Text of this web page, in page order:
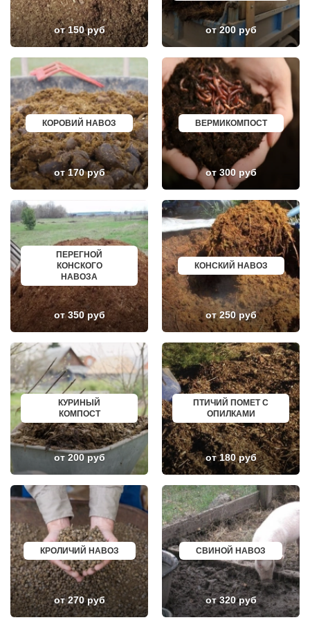
КАШИРА
КИЕВСКИЙ
КЛИМОВСК
КЛИН
КЛЯЗЬМА
КНУТОВО
КОЖИНО
КОКОШКИНО
КОЛЮБАКИНО
КОММУНАРКА
КОНСТАНТИНОВО
КОРЕНЕВО
КОРОЛЕВ
КОСИНО
КОТЕЛЬНИКИ
КРАСКОВО
КРАСНАЯ ПАХРА
КРАСНОГОРСК
КРАСНОЗАВОДСК
КРАСНОЗНАМЕНСК
КРАТОВО
КРЮКОВО
КУБИНКА
КУПАВНА
КУРОВСКОЕ
ЛЕСНОЙ
ЛЕТОВО
ЛИКИНО-ДУЛЕВО
ЛОБАНОВО
ЛОПАТИНСКИЙ
ЛОСИНО-ПЕТРОВСКИЙ
ЛОТОШИНО
ЛУКИНО
ЛУНЕВО
ЛУХОВИЦЫ
ЛЫТКАРИНО
ЛЬВОВСКИЙ
ЛЮБЕРЦЫ
ЛЮБУЧАНЫ
МАЛИНО
МАРФИНО
МЕНДЕЛЕЕВО
МЕШКОВО
МЕЩЕРИНО
МИХНЕВО
МИШЕРОНСКИЙ
МОЖАЙСК
МОЛОДЕЖНЫЙ
МОЛОКОВО
МОНИНО
МОСКОВСКИЙ
МУХАНОВО
ГЕОРГИЕВСК
НОВОКУЙБЫШЕВСК
МИНЕРАЛЬНЫЕ ВОДЫ
ЕЛАБУГА
ЕЛЕЦ
ПАВЛОВО
КИСЛОВОДСК
КРОПОТКИН
УСОЛЬЕ
НИЖНЕВАРТОВСК
КОРЕНОВСК
ПИОНЕРСКИЙ
КИРИШИ
САРОВ
ЧАПАЕВСК
АЛЕКСИН
БЕЛОРЕЧЕНСК
КИРЖАЧ
ПРИОЗЕРСК
САЛЬСК
ТОБОЛЬСК
ВОТКИНСК
КИЗЛЯР
БЕРДСК
НЕФТЕЮГАНСК
ВОЛХОВ
САЛАВАТ
СОСНОВЫЙ БОР
РЕВДА
ПОЧИНОК
ГУСЕВ
КАНАШ
КУРГАНИНСК
ЩЕКИНО
ДИМИТРОВГРАД
СИМ
МАЛОЯРОСЛАВЕЦ
МАРИИНСК
МИНУСИНСК
ВЕРХНЯЯ ПЫШМА
РОССОШЬ
КОМСОМОЛЬСК
РЖЕВ
АЛЕКСЕЕВКА
ВЯЗЬМА
ИШИМ
ПОКРОВ
ЗЕЛЕНОДОЛЬСК
ЛИВНЫ
БОБРОВ
ЛИСКИ
КУЗНЕЦК
БАЛАШОВ
от 150 руб от 200 руб
КОРОВИЙ НАВОЗ
от 170 руб
ВЕРМИКОМПОСТ
от 300 руб
ПЕРЕГНОЙ
КОНСКОГО
НАВОЗА
от 350 руб
КОНСКИЙ НАВОЗ
от 250 руб
КУРИНЫЙ
КОМПОСТ
от 200 руб
ПТИЧИЙ ПОМЕТ С
ОПИЛКАМИ
от 180 руб
КРОЛИЧИЙ НАВОЗ
от 270 руб
СВИНОЙ НАВОЗ
от 320 руб